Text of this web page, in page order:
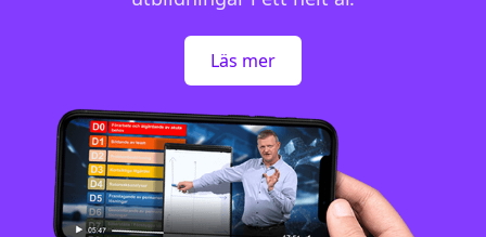
Läs mer